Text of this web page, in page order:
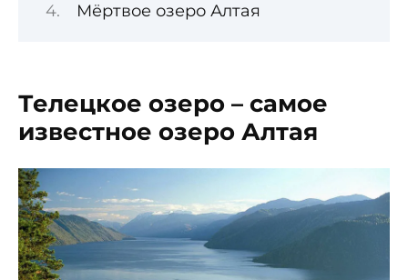
Мёртвое озеро Алтая
Телецкое озеро – самое
известное озеро Алтая